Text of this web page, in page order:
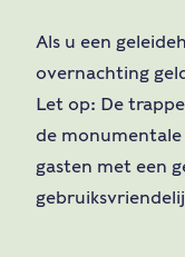
Als u een
overnachting
Let op: De
de
gasten met een